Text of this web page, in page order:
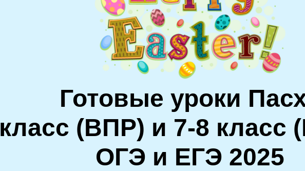
Готовые уроки
(ВПР) и 7-8 класс
ОГЭ и ЕГЭ 2025